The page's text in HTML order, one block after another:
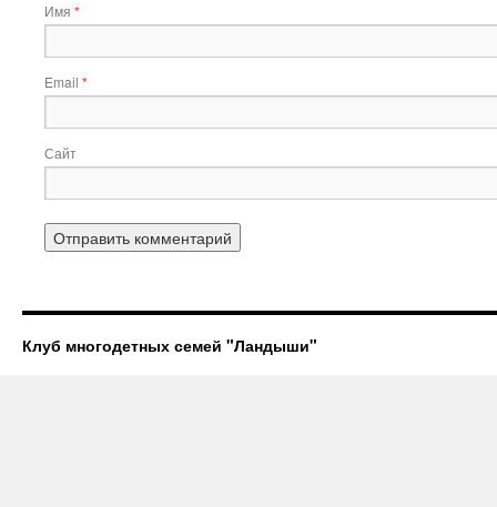
Имя *
Email *
Сайт
Клуб многодетных семей "Ландыши"